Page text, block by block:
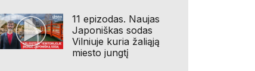
11 epizodas. Naujas
Japoniškas sodas
Vilniuje kuria žaliąją
miesto jungtį